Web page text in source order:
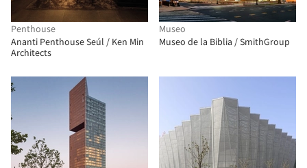
Penthouse
Ananti Penthouse Seúl / Ken Min
Architects
Museo
Museo de la Biblia / SmithGroup